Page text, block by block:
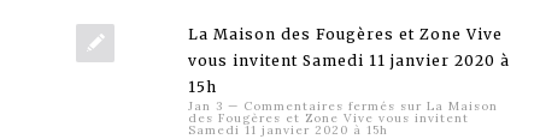
La Maison des Fougères et Zone Vive
vous invitent Samedi 11 janvier 2020 à
15h
Jan 3 — Commentaires fermés sur La Maison
des Fougères et Zone Vive vous invitent
Samedi 11 janvier 2020 à 15h